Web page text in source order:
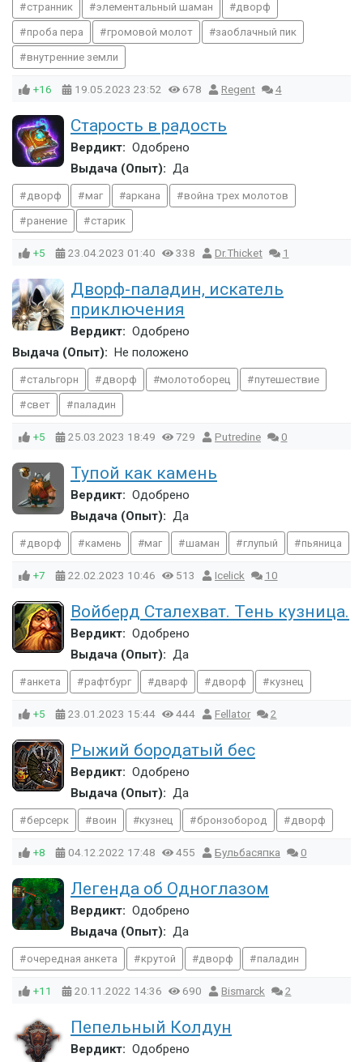
странник элементальный шаман дворф
проба пера громовой молот заоблачный пик
внутренние земли
+16 19.05.2023 23:52 678 Regent 4
Старость в радость
Вердикт: Одобрено
Выдача (Опыт): Да
дворф маг аркана война трех молотов
ранение старик
+5 23.04.2023 01:40 338 Dr.Thicket 1
Дворф-паладин, искатель
приключения
Вердикт: Одобрено
Выдача (Опыт):
Не положено
стальгорн дворф молотоборец путешествие
свет паладин
+5 25.03.2023 18:49 729 Putredine 0
Тупой как камень
Вердикт: Одобрено
Выдача (Опыт): Да
дворф камень маг шаман глупый пьяница
+7 22.02.2023 10:46 513 Icelick 10
Войберд Сталехват. Тень кузница.
Вердикт: Одобрено
Выдача (Опыт): Да
анкета рафтбург дварф дворф кузнец
+5 23.01.2023 15:44 444 Fellator 2
Рыжий бородатый бес
Вердикт: Одобрено
Выдача (Опыт): Да
берсерк воин кузнец бронзобород дворф
+8 04.12.2022 17:48 455 Бульбасяпка 0
Легенда об Одноглазом
Вердикт: Одобрено
Выдача (Опыт): Да
очередная анкета крутой дворф паладин
+11 20.11.2022 14:36 690 Bismarck 2
Пепельный Колдун
Вердикт: Одобрено